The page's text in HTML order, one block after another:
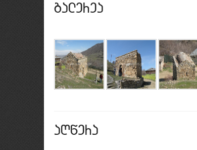
galerea
aRwera